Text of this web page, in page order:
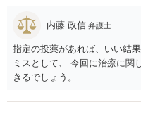
内藤 政信 弁護士
指定の投薬があれば、いい結
ミスとして、 今回に治療に関
きるでしょう。